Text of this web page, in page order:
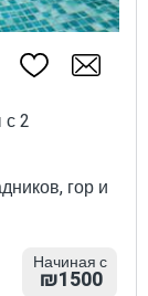
2
гор и
Начиная с
₪1500